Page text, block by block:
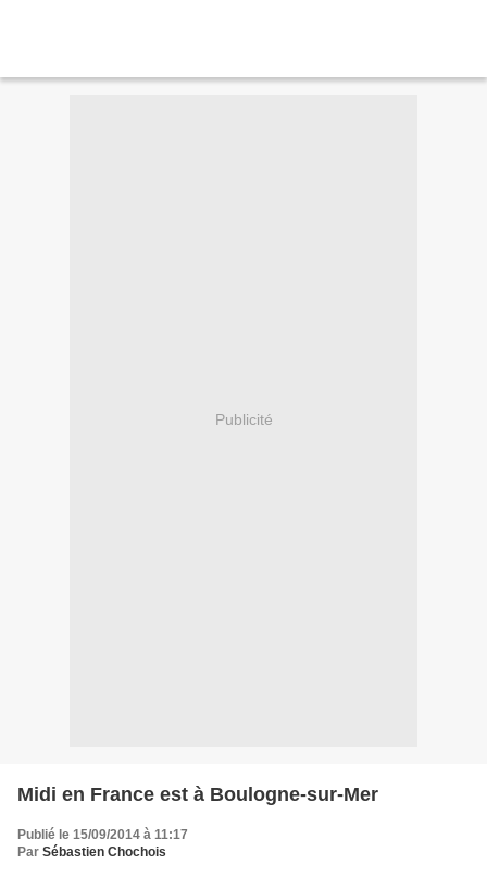
Publicité
Midi en France est à Boulogne-sur-Mer
Publié le 15/09/2014 à 11:17
Par Sébastien Chochois